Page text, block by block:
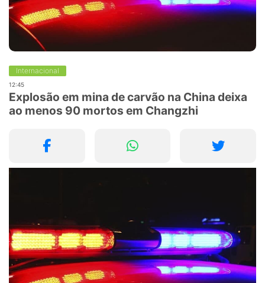
Internacional
12:45
Explosão em mina de carvão na China deixa
ao menos 90 mortos em Changzhi